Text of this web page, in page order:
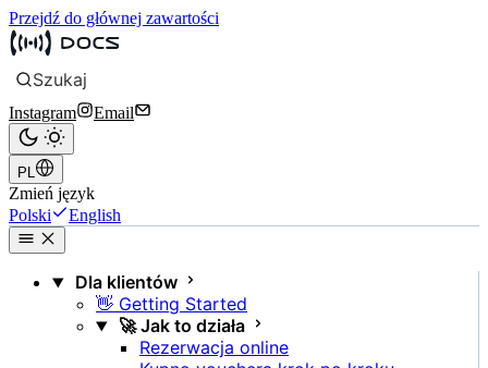
Przejdź do głównej zawartości
Szukaj
Instagram Email
PL
Zmień język
Polski
English
Dla klientów
👋 Getting Started
🚀 Jak to działa
Rezerwacja online